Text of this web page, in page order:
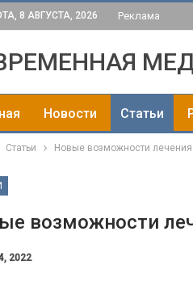
8 АВГУСТА, 2026 Реклама
Новости Статьи
Статьи Новые возможности лечения
возможности
2022